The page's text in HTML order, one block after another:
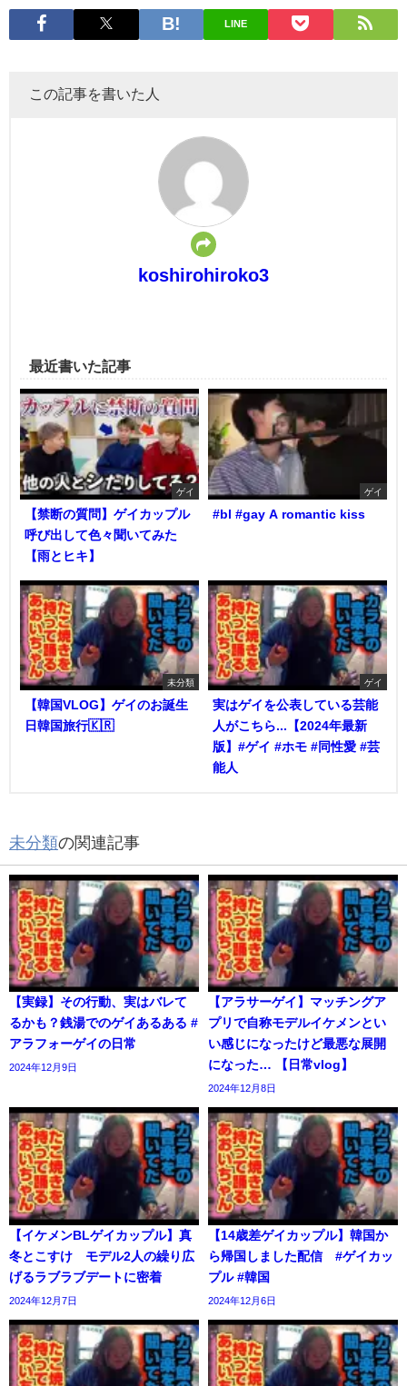
LINE
この記事を書いた人
koshirohiroko3
最近書いた記事
ゲイ
【禁断の質問】ゲイカップル
呼び出して色々聞いてみた
【雨とヒキ】
ゲイ
#bl #gay A romantic kiss
未分類
【韓国VLOG】ゲイのお誕生
日韓国旅行🇰🇷
ゲイ
実はゲイを公表している芸能
人がこちら...【2024年最新
版】#ゲイ #ホモ #同性愛 #芸
能人
未分類の関連記事
【実録】その行動、実はバレて
るかも？銭湯でのゲイあるある #
アラフォーゲイの日常
2024年12月9日
【アラサーゲイ】マッチングア
プリで自称モデルイケメンとい
い感じになったけど最悪な展開
になった… 【日常vlog】
2024年12月8日
【イケメンBLゲイカップル】真
冬とこすけ モデル2人の繰り広
げるラブラブデートに密着
2024年12月7日
【14歳差ゲイカップル】韓国か
ら帰国しました配信 #ゲイカッ
プル #韓国
2024年12月6日